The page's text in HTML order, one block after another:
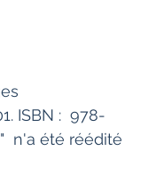
n'a été réédité